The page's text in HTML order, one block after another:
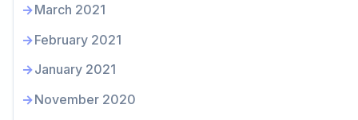
March 2021
February 2021
January 2021
November 2020